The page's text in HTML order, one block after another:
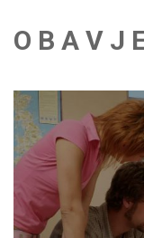
O B A V J